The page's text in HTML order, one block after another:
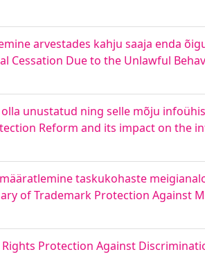
arvestades kahju saaja enda
Cessation Due to the Unlawful
unustatud ning selle mõju
Reform and its impact on the
taskukohaste
of Trademark Protection Against
Protection Against